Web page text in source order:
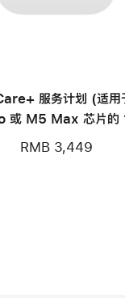
服务计划 (适用
或 M5 Max 芯片的
RMB 3,449